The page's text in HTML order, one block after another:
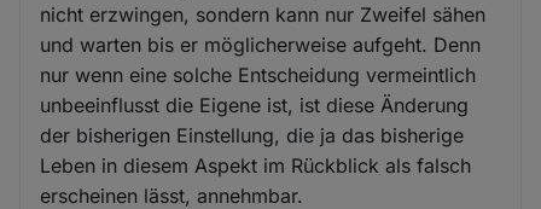
nicht erzwingen, sondern kann nur Zweifel sähen
und warten bis er möglicherweise aufgeht. Denn
nur wenn eine solche Entscheidung vermeintlich
unbeeinflusst die Eigene ist, ist diese Änderung
der bisherigen Einstellung, die ja das bisherige
Leben in diesem Aspekt im Rückblick als falsch
erscheinen lässt, annehmbar.